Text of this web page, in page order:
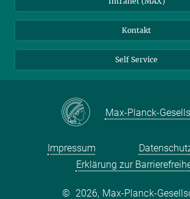
Kontakt
Self Service
Max-Planck-
Impressum
Erklärung zur
© 2026, Max-Planck-